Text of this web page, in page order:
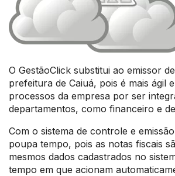
O GestãoClick substitui ao emissor
prefeitura de Caiuá, pois é mais ágil
processos da empresa por ser
departamentos, como financeiro e
Com o sistema de controle e
poupa tempo, pois as notas fiscais
mesmos dados cadastrados no
tempo em que acionam